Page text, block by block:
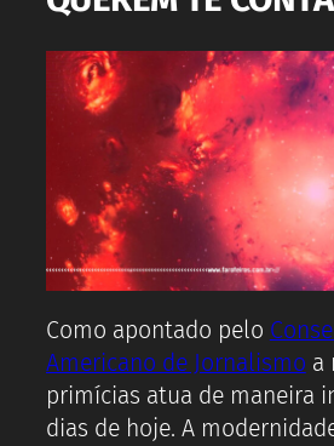
Como apontado pelo
Americano de Jornalismo a
primícias atua de maneira
dias de hoje. A